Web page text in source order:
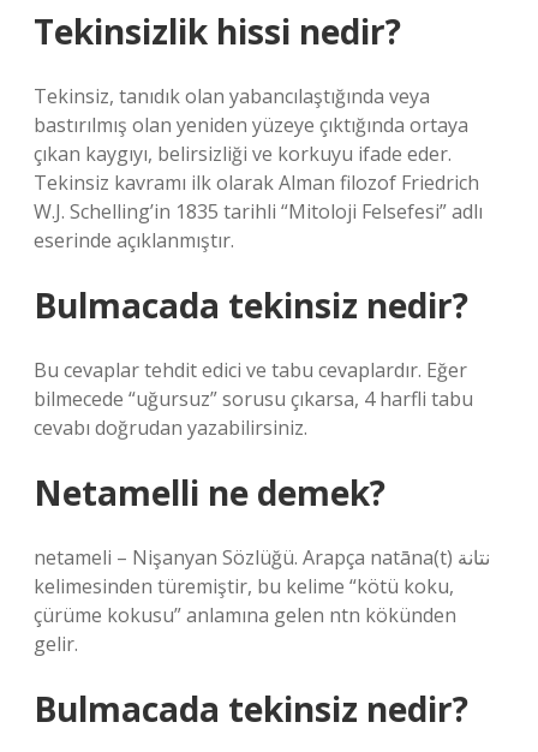
Tekinsizlik hissi nedir?
Tekinsiz, tanıdık olan yabancılaştığında veya
bastırılmış olan yeniden yüzeye çıktığında ortaya
çıkan kaygıyı, belirsizliği ve korkuyu ifade eder.
Tekinsiz kavramı ilk olarak Alman filozof Friedrich
W.J. Schelling’in 1835 tarihli “Mitoloji Felsefesi” adlı
eserinde açıklanmıştır.
Bulmacada tekinsiz nedir?
Bu cevaplar tehdit edici ve tabu cevaplardır. Eğer
bilmecede “uğursuz” sorusu çıkarsa, 4 harfli tabu
cevabı doğrudan yazabilirsiniz.
Netamelli ne demek?
netameli – Nişanyan Sözlüğü. Arapça natāna(t) نتانة
kelimesinden türemiştir, bu kelime “kötü koku,
çürüme kokusu” anlamına gelen ntn kökünden
gelir.
Bulmacada tekinsiz nedir?